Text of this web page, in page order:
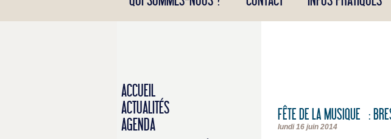
ACCUEIL
ACTUALITÉS
AGENDA
FÊTE DE LA MUSIQUE :
lundi 16 juin 2014